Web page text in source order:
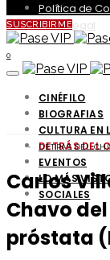
Política de
Aviso Legal
SUSCRIBIRME
0
CINÉFILO
BIOGRAFIAS
CULTURA EN
DETRÁS DEL
EVENTOS
LO MÁS
SOCIALES
DETRÁS DEL
Carlos
Chavo
próstata